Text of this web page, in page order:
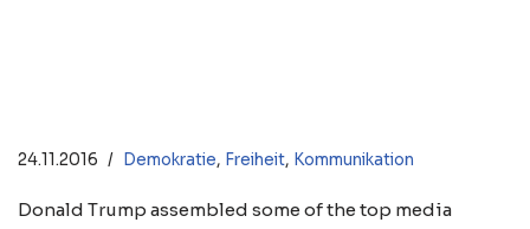
24.11.2016 Demokratie, Freiheit, Kommunikation
Donald Trump assembled some of the top media